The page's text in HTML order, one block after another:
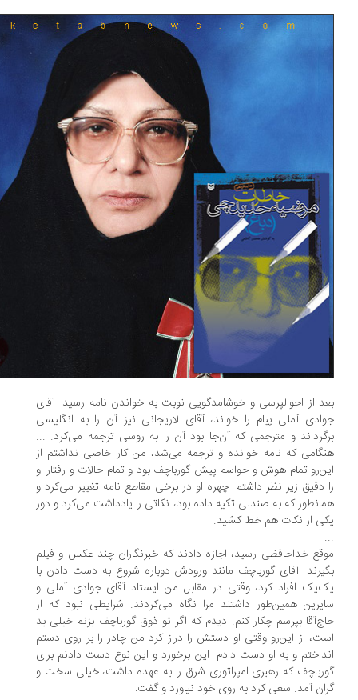
از احوالپرسى و خوشامدگویى نوبت به خواندن نامه رسید. آقاى
آملى پیام را خواند، آقاى ‏لاریجانى نیز آن را به انگلیسى
و ‏مترجمى که آن‌جا بود آن را به روسى ترجمه مى‏‌کرد. ...‏
که نامه خوانده و ترجمه می‌شد، من کار خاصى ‏نداشتم از
تمام هوش و حواسم پیش ‏گورباچف بود و تمام ‏حالات و رفتار او
دقیق زیر نظر داشتم. چهره او در برخى ‏مقاطع نامه تغییر مى‏‌کرد ‏و
که به صندلى تکیه داده بود، ‏نکاتى را یادداشت مى‏‌کرد و دور
از نکات هم خط کشید.
خداحافظى رسید، اجازه دادند که خبرنگاران چند عکس ‏و فیلم
آقاى گورباچف مانند ورودش ‏دوباره شروع به ‏دست دادن با
افراد کرد، وقتى در مقابل من ایستاد آقاى ‏جوادى آملى و
‏همین‏‌طور داشتند مرا نگاه مى‌‏کردند. ‏شرایطى نبود که از
بپرسم چکار کنم. دیدم که اگر تو ذوق ‏‏گورباچف بزنم خیلى بد
از این‌رو وقتى او دستش را دراز ‏کرد من چادر را بر روى دستم
و به ‏او دست دادم. این ‏برخورد و این نوع دست دادنم براى
که رهبرى ‏امپراتورى شرق را به عهده ‏داشت، خیلى سخت و
آمد. سعى ‏کرد به روى خود نیاورد و گفت: